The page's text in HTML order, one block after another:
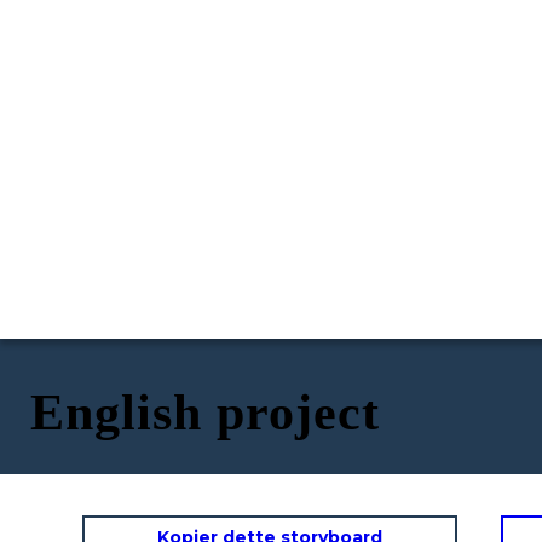
English project
Kopier dette storyboard